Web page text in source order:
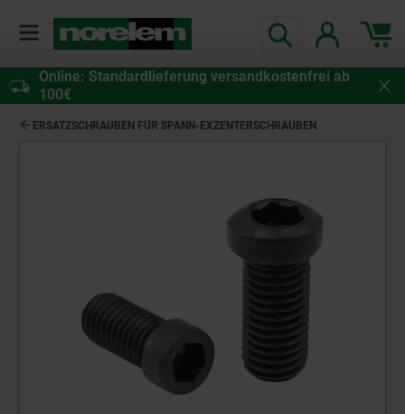
Online: Standardlieferung versandkostenfrei ab
100€
ERSATZSCHRAUBEN FÜR SPANN-EXZENTERSCHRAUBEN